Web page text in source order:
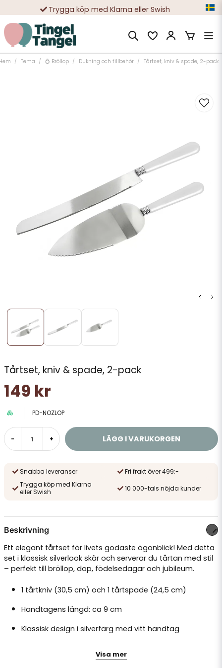
Trygga köp med Klarna eller Swish
10 000-tals nöjda kunder
Tema 💍 Bröllop Dukning och tillbehör Tårtset, kniv & spade, 2-pack
Tårtset, kniv & spade, 2-pack
149 kr
PD-NOZLOP
- + LÄGG I VARUKORGEN
Snabba leveranser
Fri frakt över 499:-
Trygga köp med Klarna
eller Swish
10 000-tals nöjda kunder
Beskrivning
Ett elegant tårtset för livets godaste ögonblick! Med detta
set i klassisk silverlook skär och serverar du tårtan med stil
– perfekt till bröllop, dop, födelsedagar och jubileum.
1 tårtkniv (30,5 cm) och 1 tårtspade (24,5 cm)
Handtagens längd: ca 9 cm
Klassisk design i silverfärg med vitt handtag
Visa mer